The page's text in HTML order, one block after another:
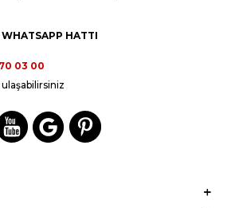
WHATSAPP HATTI
03 00